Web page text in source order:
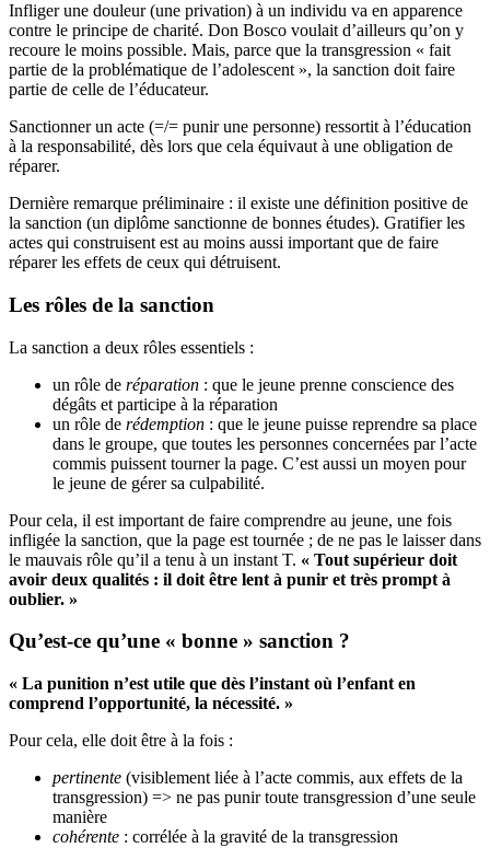
Infliger une douleur (une privation) à un individu va en apparence
contre le principe de charité. Don Bosco voulait d’ailleurs qu’on y
recoure le moins possible. Mais, parce que la transgression « fait
partie de la problématique de l’adolescent », la sanction doit faire
partie de celle de l’éducateur.
Sanctionner un acte (=/= punir une personne) ressortit à l’éducation
à la responsabilité, dès lors que cela équivaut à une obligation de
réparer.
Dernière remarque préliminaire : il existe une définition positive de
la sanction (un diplôme sanctionne de bonnes études). Gratifier les
actes qui construisent est au moins aussi important que de faire
réparer les effets de ceux qui détruisent.
Les rôles de la sanction
La sanction a deux rôles essentiels :
un rôle de réparation : que le jeune prenne conscience des
dégâts et participe à la réparation
un rôle de rédemption : que le jeune puisse reprendre sa place
dans le groupe, que toutes les personnes concernées par l’acte
commis puissent tourner la page. C’est aussi un moyen pour
le jeune de gérer sa culpabilité.
Pour cela, il est important de faire comprendre au jeune, une fois
infligée la sanction, que la page est tournée ; de ne pas le laisser dans
le mauvais rôle qu’il a tenu à un instant T. « Tout supérieur doit
avoir deux qualités : il doit être lent à punir et très prompt à
oublier. »
Qu’est-ce qu’une « bonne » sanction ?
« La punition n’est utile que dès l’instant où l’enfant en
comprend l’opportunité, la nécessité. »
Pour cela, elle doit être à la fois :
pertinente (visiblement liée à l’acte commis, aux effets de la
transgression) => ne pas punir toute transgression d’une seule
manière
cohérente : corrélée à la gravité de la transgression